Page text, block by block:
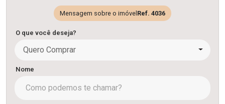
Mensagem sobre o imóvelRef. 4036
O que você deseja?
Quero Comprar
Nome